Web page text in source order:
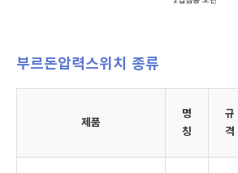
부르돈압력스위치 종류
제품
명
칭
규
격